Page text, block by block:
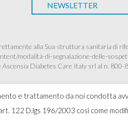
e trattamento da noi condotta
122 D.lgs 196/2003 così come
NEWSLETTER
alla Sua struttura sanitaria di
modalità-di-segnalazione-delle-
Diabetes Care Italy srl al n. 800-